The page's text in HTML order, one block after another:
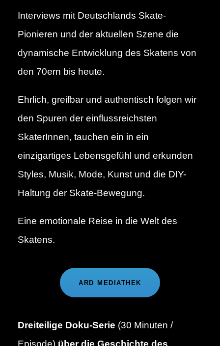
Interviews mit Deutschlands Skate-
Pionieren und der aktuellen Szene die
dynamische Entwicklung des Skatens von
den 70ern bis heute.
Ehrlich, greifbar und authentisch folgen wir
den Spuren der einflussreichsten
SkaterInnen, tauchen ein in ein
einzigartiges Lebensgefühl und erkunden
Styles, Musik, Mode, Kunst und die DIY-
Haltung der Skate-Bewegung.
Eine emotionale Reise in die Welt des
Skatens.
ARD MEDIATHEK
Dreiteilige Doku-Serie (30 Minuten /
Episode) über die Geschichte des